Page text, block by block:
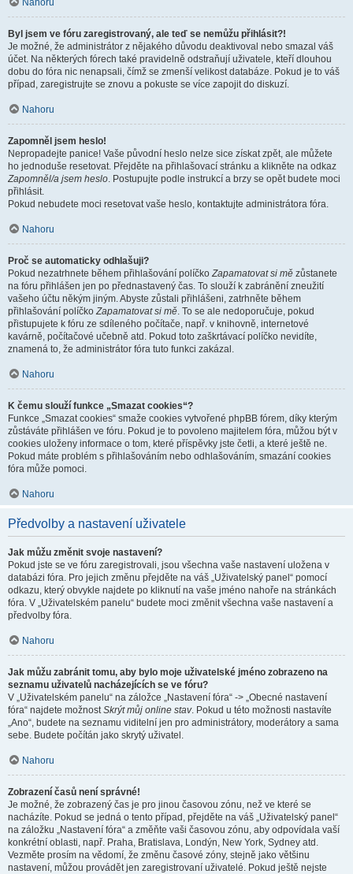
Nahoru
Byl jsem ve fóru zaregistrovaný, ale teď se nemůžu přihlásit?!
Je možné, že administrátor z nějakého důvodu deaktivoval nebo smazal váš
účet. Na některých fórech také pravidelně odstraňují uživatele, kteří dlouhou
dobu do fóra nic nenapsali, čímž se zmenší velikost databáze. Pokud je to váš
případ, zaregistrujte se znovu a pokuste se více zapojit do diskuzí.
Nahoru
Zapomněl jsem heslo!
Nepropadejte panice! Vaše původní heslo nelze sice získat zpět, ale můžete
ho jednoduše resetovat. Přejděte na přihlašovací stránku a klikněte na odkaz
Zapomněl/a jsem heslo. Postupujte podle instrukcí a brzy se opět budete moci
přihlásit.
Pokud nebudete moci resetovat vaše heslo, kontaktujte administrátora fóra.
Nahoru
Proč se automaticky odhlašuji?
Pokud nezatrhnete během přihlašování políčkoZapamatovat si mě zůstanete
na fóru přihlášen jen po přednastavený čas. To slouží k zabránění zneužití
vašeho účtu někým jiným. Abyste zůstali přihlášeni, zatrhněte během
přihlašování políčkoZapamatovat si mě. To se ale nedoporučuje, pokud
přistupujete k fóru ze sdíleného počítače, např. v knihovně, internetové
kavárně, počítačové učebně atd. Pokud toto zaškrtávací políčko nevidíte,
znamená to, že administrátor fóra tuto funkci zakázal.
Nahoru
K čemu slouží funkce „Smazat cookies“?
Funkce „Smazat cookies“ smaže cookies vytvořené phpBB fórem, díky kterým
zůstáváte přihlášen ve fóru. Pokud je to povoleno majitelem fóra, můžou být v
cookies uloženy informace o tom, které příspěvky jste četli, a které ještě ne.
Pokud máte problém s přihlašováním nebo odhlašováním, smazání cookies
fóra může pomoci.
Nahoru
Předvolby a nastavení uživatele
Jak můžu změnit svoje nastavení?
Pokud jste se ve fóru zaregistrovali, jsou všechna vaše nastavení uložena v
databázi fóra. Pro jejich změnu přejděte na váš „Uživatelský panel“ pomocí
odkazu, který obvykle najdete po kliknutí na vaše jméno nahoře na stránkách
fóra. V „Uživatelském panelu“ budete moci změnit všechna vaše nastavení a
předvolby fóra.
Nahoru
Jak můžu zabránit tomu, aby bylo moje uživatelské jméno zobrazeno na
seznamu uživatelů nacházejících se ve fóru?
V „Uživatelském panelu“ na záložce „Nastavení fóra“ -> „Obecné nastavení
fóra“ najdete možnostSkrýt můj online stav. Pokud u této možnosti nastavíte
„Ano“, budete na seznamu viditelní jen pro administrátory, moderátory a sama
sebe. Budete počítán jako skrytý uživatel.
Nahoru
Zobrazení časů není správné!
Je možné, že zobrazený čas je pro jinou časovou zónu, než ve které se
nacházíte. Pokud se jedná o tento případ, přejděte na váš „Uživatelský panel“
na záložku „Nastavení fóra“ a změňte vaši časovou zónu, aby odpovídala vaší
konkrétní oblasti, např. Praha, Bratislava, Londýn, New York, Sydney atd.
Vezměte prosím na vědomí, že změnu časové zóny, stejně jako většinu
nastavení, můžou provádět jen zaregistrovaní uživatelé. Pokud ještě nejste